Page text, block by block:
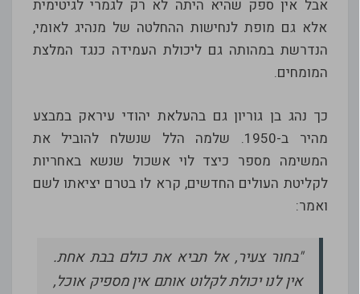
אבל אין ספק שהיא היתה לא רק לגמרי לגיטימית
אלא גם מופת לנחישות ההחלטה של מנהיג לאומי,
הנדרשת במהותה גם ליכולת העמידה כנגד המלצת
המומחים.
כך נהג בן גוריון גם בהעלאת יהודי עיראק במבצע
מהיר ב-1950. שלמה הלל שנשלח להוביל את
המשימה מספר כיצד לוי אשכול שנשא באחריות
לקליטת העולים החדשים, קרא לו בטרם יציאתו לשם
ואמר:
"בחור צעיר, אל תביא את כולם בבת אחת.
אין לנו יכולת לקלוט אותם אין מספיק אוכל,